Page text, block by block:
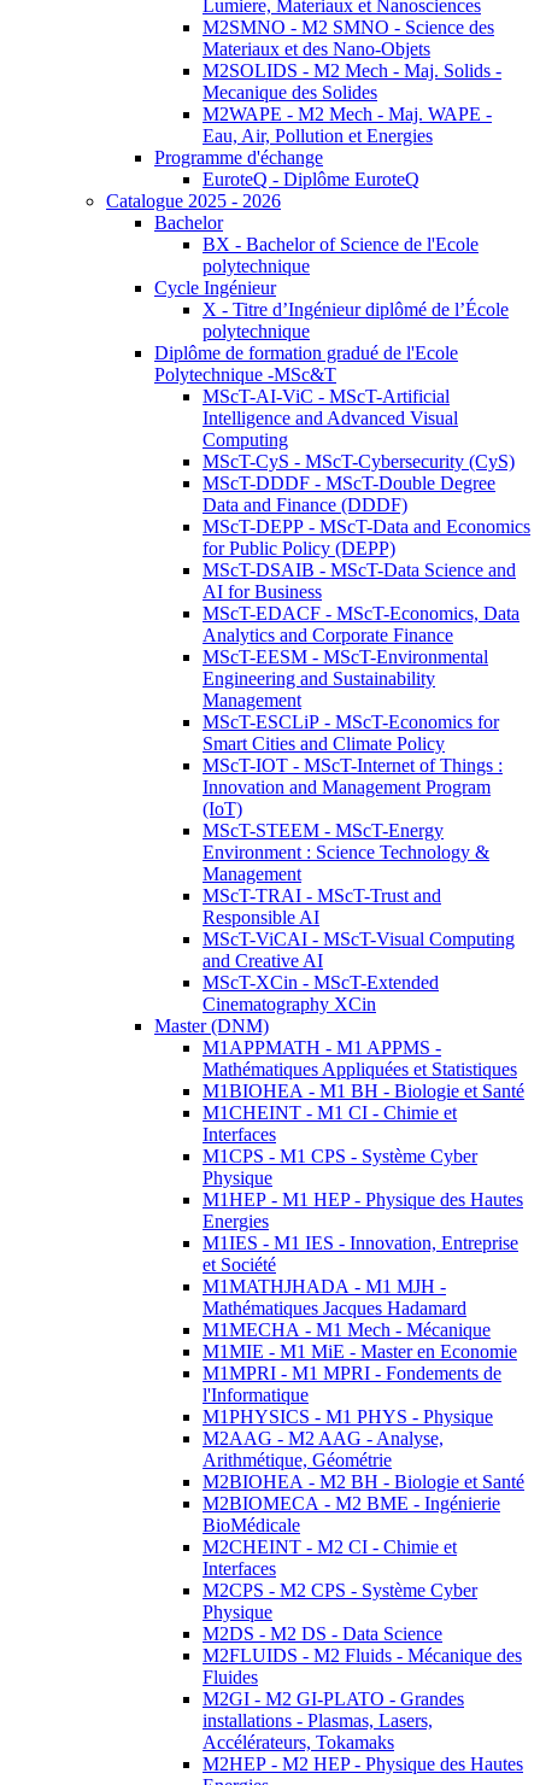
Lumiere, Materiaux et Nanosciences
M2SMNO - M2 SMNO - Science des
Materiaux et des Nano-Objets
M2SOLIDS - M2 Mech - Maj. Solids -
Mecanique des Solides
M2WAPE - M2 Mech - Maj. WAPE -
Eau, Air, Pollution et Energies
Programme d'échange
EuroteQ - Diplôme EuroteQ
Catalogue 2025 - 2026
Bachelor
BX - Bachelor of Science de l'Ecole
polytechnique
Cycle Ingénieur
X - Titre d’Ingénieur diplômé de l’École
polytechnique
Diplôme de formation gradué de l'Ecole
Polytechnique -MSc&T
MScT-AI-ViC - MScT-Artificial
Intelligence and Advanced Visual
Computing
MScT-CyS - MScT-Cybersecurity (CyS)
MScT-DDDF - MScT-Double Degree
Data and Finance (DDDF)
MScT-DEPP - MScT-Data and Economics
for Public Policy (DEPP)
MScT-DSAIB - MScT-Data Science and
AI for Business
MScT-EDACF - MScT-Economics, Data
Analytics and Corporate Finance
MScT-EESM - MScT-Environmental
Engineering and Sustainability
Management
MScT-ESCLiP - MScT-Economics for
Smart Cities and Climate Policy
MScT-IOT - MScT-Internet of Things :
Innovation and Management Program
(IoT)
MScT-STEEM - MScT-Energy
Environment : Science Technology &
Management
MScT-TRAI - MScT-Trust and
Responsible AI
MScT-ViCAI - MScT-Visual Computing
and Creative AI
MScT-XCin - MScT-Extended
Cinematography XCin
Master (DNM)
M1APPMATH - M1 APPMS -
Mathématiques Appliquées et Statistiques
M1BIOHEA - M1 BH - Biologie et Santé
M1CHEINT - M1 CI - Chimie et
Interfaces
M1CPS - M1 CPS - Système Cyber
Physique
M1HEP - M1 HEP - Physique des Hautes
Energies
M1IES - M1 IES - Innovation, Entreprise
et Société
M1MATHJHADA - M1 MJH -
Mathématiques Jacques Hadamard
M1MECHA - M1 Mech - Mécanique
M1MIE - M1 MiE - Master en Economie
M1MPRI - M1 MPRI - Fondements de
l'Informatique
M1PHYSICS - M1 PHYS - Physique
M2AAG - M2 AAG - Analyse,
Arithmétique, Géométrie
M2BIOHEA - M2 BH - Biologie et Santé
M2BIOMECA - M2 BME - Ingénierie
BioMédicale
M2CHEINT - M2 CI - Chimie et
Interfaces
M2CPS - M2 CPS - Système Cyber
Physique
M2DS - M2 DS - Data Science
M2FLUIDS - M2 Fluids - Mécanique des
Fluides
M2GI - M2 GI-PLATO - Grandes
installations - Plasmas, Lasers,
Accélérateurs, Tokamaks
M2HEP - M2 HEP - Physique des Hautes